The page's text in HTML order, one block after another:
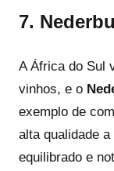
7.
A África do Sul
vinhos, e o
exemplo de
alta qualidade
equilibrado e